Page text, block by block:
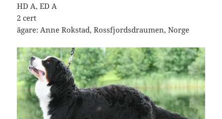
HD A, ED A
2 cert
ägare: Anne Rokstad, Rossfjordsdraumen, Norge